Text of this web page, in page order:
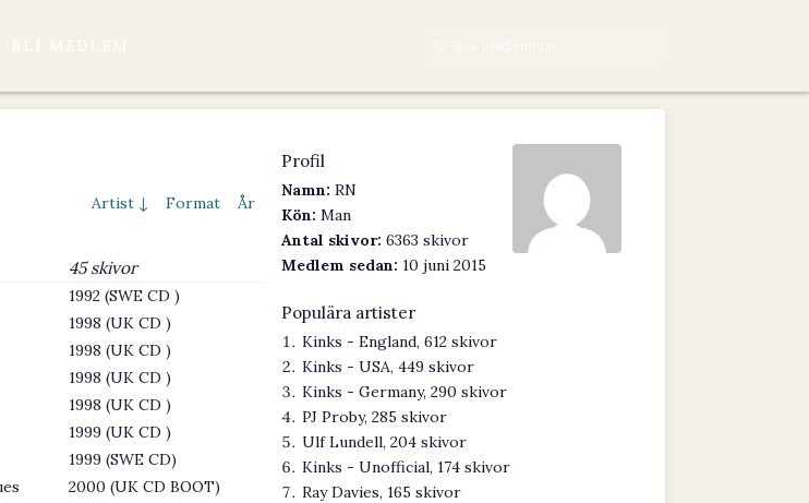
Artist ↓ Format År
45 skivor
1992 (SWE CD )
1998 (UK CD )
1998 (UK CD )
1998 (UK CD )
1998 (UK CD )
1999 (UK CD )
1999 (SWE CD)
2000 (UK CD BOOT)
Profil
Namn: RN
Kön: Man
Antal skivor: 6363 skivor
Medlem sedan: 10 juni 2015
Populära artister
Kinks - England, 612 skivor
Kinks - USA, 449 skivor
Kinks - Germany, 290 skivor
PJ Proby, 285 skivor
Ulf Lundell, 204 skivor
Kinks - Unofficial, 174 skivor
Ray Davies, 165 skivor